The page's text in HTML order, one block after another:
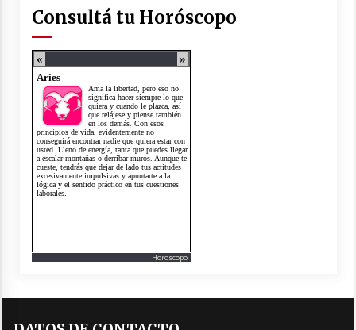
Consultá tu Horóscopo
Horoscopo